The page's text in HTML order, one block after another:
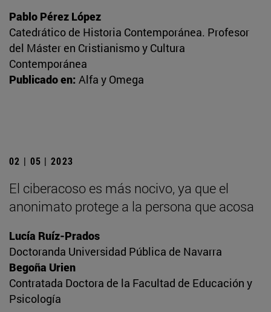
Pablo Pérez López
Catedrático de Historia Contemporánea. Profesor
del Máster en Cristianismo y Cultura
Contemporánea
Publicado en: Alfa y Omega
02 | 05 | 2023
El ciberacoso es más nocivo, ya que el
anonimato protege a la persona que acosa
Lucía Ruíz-Prados
Doctoranda Universidad Pública de Navarra
Begoña Urien
Contratada Doctora de la Facultad de Educación y
Psicología